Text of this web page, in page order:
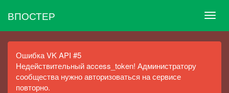
ВПОСТЕР
Ошибка VK API #5
Недействительный access_token! Администратору
сообщества нужно авторизоваться на сервисе
повторно.